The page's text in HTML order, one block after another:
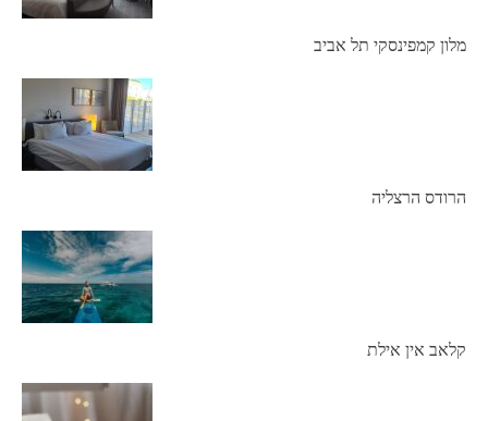
מלון קמפינסקי תל אביב
הרודס הרצליה
קלאב אין אילת